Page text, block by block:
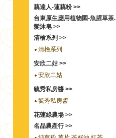
藕達人-蓮藕粉 >>
台東原生應用植物園-魚腥草茶.
髮沐皂 >>
清檜系列 >>
清檜系列
安欣二姑 >>
安欣二姑
毓秀私房醬 >>
毓秀私房醬
花蓮綠農場 >>
名品農產行 >>